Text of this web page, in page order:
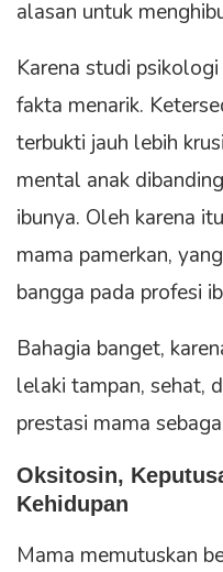
alasan untuk
Karena studi
fakta menarik.
terbukti jauh lebih
mental anak
ibunya. Oleh karena
mama pamerkan,
bangga pada profesi
Bahagia banget,
lelaki tampan, sehat,
prestasi mama
Oksitosin,
Kehidupan
Mama memutuskan